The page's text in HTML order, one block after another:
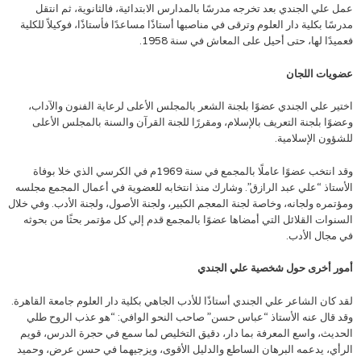
عمل علي الجندي بعد تخرجه مدرسًا بالمدارس الابتدائية، فالثانوية، ثم انتقل
مدرسًا بكلية دار العلوم وترقى في مناصبها أستاذًا مساعدًا فأستاذًا، فوكيلاً للكلية
فعميدًا لها، حتى أحيل على المعاش في سنة 1958.
عضويات اللجان
اختير علي الجندي عضوًا بلجنة الشعر بالمجلس الأعلى لرعاية الفنون والآداب،
وعضوًا بلجنة التعريف بالإسلام، ومقررًا للجنة القرآن والسنة بالمجلس الأعلى
للشؤون الإسلامية.
وقد انتخب عضوًا عاملًا بالمجمع في سنة 1969م في الكرسي الذي خلا بوفاة
الأستاذ “علي عبد الرازق”. وشارك منذ انتخابه للعضوية في أعمال المجمع مجلسه
ومؤتمره ولجانه، وخاصة لجنة المعجم الكبير، ولجنة الأصول، ولجنة الأدب. وفي خلال
السنوات القلائل التي أمضاها عضوًا بالمجمع قدم إلي كل مؤتمر بحثًا من بحوثه
في مجال الأدب.
أمور أخرى حول شخصية علي الجندي
لقد كان الشاعر علي الجندي أستاذًا للأدب الجاهي بكلية دار العلوم جامعة القاهرة.
وقد قال عنه الأستاذ “عباس حسن” صاحب النحو الوافي: “هو عذب الروح طلي
الحديث، واسع المعرفة بما دار، دقيق التخليص لما سمع في حجرة الدرس، قويم
الرأي، يدعمه البرهان الساطع والدليل الأقوى، ويزجيهما في حسن عرض، وحميد